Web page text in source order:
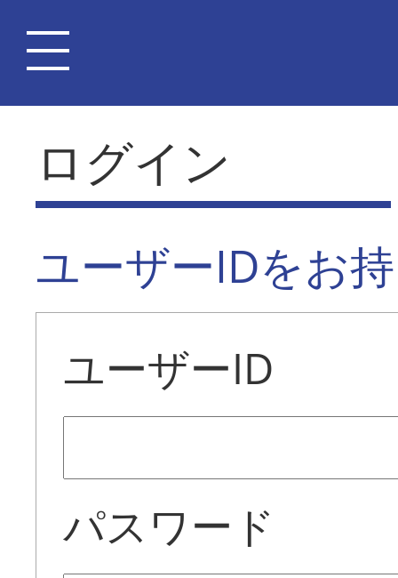
ログイン
ユーザーIDをお
ユーザーID
パスワード